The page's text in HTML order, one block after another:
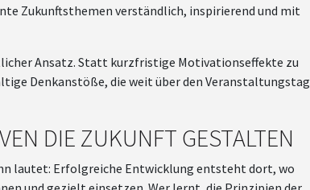
Zukunftsthemen verständlich, inspirierend und mit
Ansatz. Statt kurzfristige Motivationseffekte zu
Denkanstöße, die weit über den Veranstaltungstag
DIE ZUKUNFT GESTALTEN
lautet: Erfolgreiche Entwicklung entsteht dort, wo